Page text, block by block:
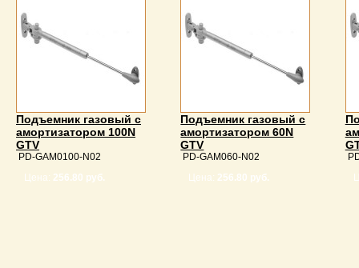
Подъемник газовый с
амортизатором 100N
GTV
PD-GAM0100-N02
Цена: 256.80 руб.
Подъемник газовый с
амортизатором 60N
GTV
PD-GAM060-N02
Цена: 256.80 руб.